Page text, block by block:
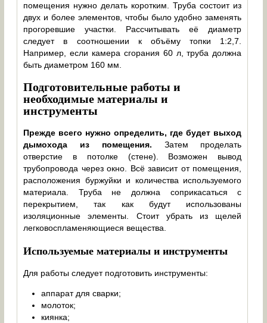
помещения нужно делать коротким. Труба состоит из
двух и более элементов, чтобы было удобно заменять
прогоревшие участки. Рассчитывать её диаметр
следует в соотношении к объёму топки 1:2,7.
Например, если камера сгорания 60 л, труба должна
быть диаметром 160 мм.
Подготовительные работы и
необходимые материалы и
инструменты
Прежде всего нужно определить, где будет выход
дымохода из помещения. Затем проделать
отверстие в потолке (стене). Возможен вывод
трубопровода через окно. Всё зависит от помещения,
расположения буржуйки и количества используемого
материала. Труба не должна соприкасаться с
перекрытием, так как будут использованы
изоляционные элементы. Стоит убрать из щелей
легковоспламеняющиеся вещества.
Используемые материалы и инструменты
Для работы следует подготовить инструменты:
аппарат для сварки;
молоток;
киянка;